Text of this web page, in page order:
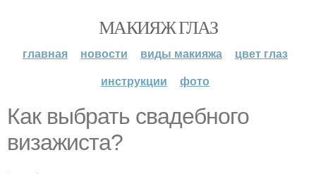
МАКИЯЖ ГЛАЗ
главная новости виды макияжа
цвет глаз
инструкции
фото
Как выбрать свадебного
визажиста?